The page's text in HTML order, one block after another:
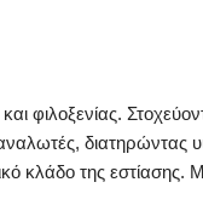
φιλοξενίας.
διατηρώντας
κλάδο της εστίασης.